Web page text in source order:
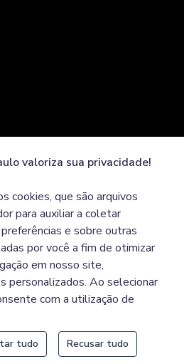
Prefeitura Municipal de São Paulo,
Chá, 15 - Centro - CEP: 01002-020
valoriza sua privacidade!
cookies, que são arquivos
para auxiliar a coletar
e sobre outras
por você a fim de otimizar
em nosso site,
personalizados. Ao selecionar
com a utilização de
tudo Recusar tudo